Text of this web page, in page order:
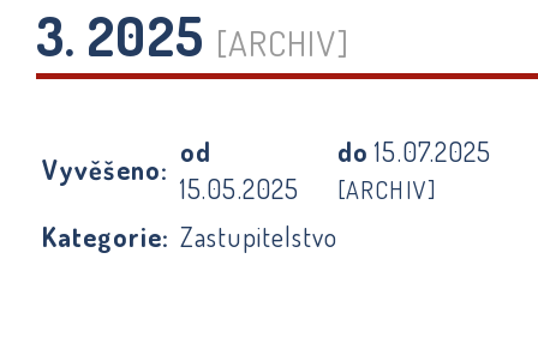
3. 2025 [ARCHIV]
Vyvěšeno:
od
15.05.2025
do15.07.2025
[ARCHIV]
Kategorie: Zastupitelstvo